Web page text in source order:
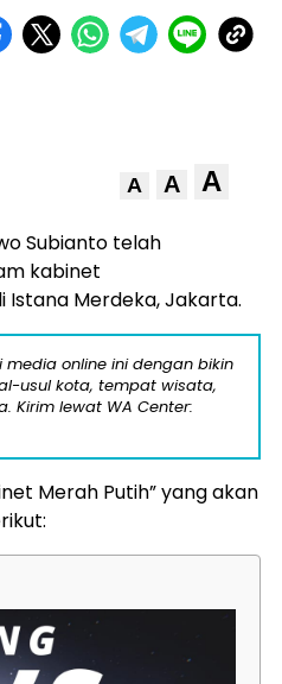
A A A
Subianto telah
kabinet
Istana Merdeka, Jakarta.
online ini dengan bikin
usul kota, tempat wisata,
Kirim lewat WA Center:
Merah Putih” yang akan